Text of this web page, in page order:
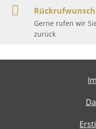
Rückrufwunsch
Gerne rufen wir
zurück